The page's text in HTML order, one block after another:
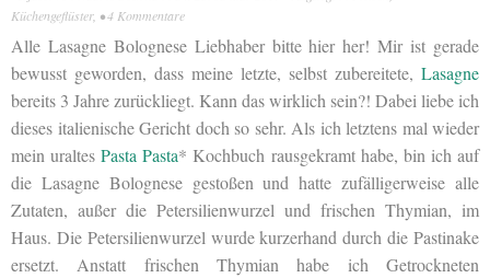
Küchengeflüster, •4 Kommentare
Alle Lasagne Bolognese Liebhaber bitte hier her! Mir ist gerade
bewusst geworden, dass meine letzte, selbst zubereitete, Lasagne
bereits 3 Jahre zurückliegt. Kann das wirklich sein?! Dabei liebe ich
dieses italienische Gericht doch so sehr. Als ich letztens mal wieder
mein uraltesPasta Pasta* Kochbuch rausgekramt habe, bin ich auf
die Lasagne Bolognese gestoßen und hatte zufälligerweise alle
Zutaten, außer die Petersilienwurzel und frischen Thymian, im
Haus. Die Petersilienwurzel wurde kurzerhand durch die Pastinake
ersetzt. Anstatt frischen Thymian habe ich Getrockneten